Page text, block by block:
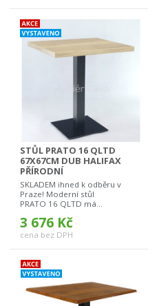
STŮL PRATO 16 QLTD
67X67CM DUB HALIFAX
PŘÍRODNÍ
SKLADEM ihned k odběru v
Praze! Moderní stůl
PRATO 16 QLTD má...
3 676 Kč
cena bez DPH